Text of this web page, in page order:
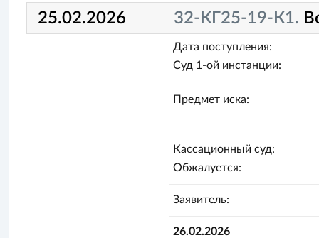
25.02.2026 32-КГ25-19-К1.
Дата поступления:
Суд 1-ой инстанции:
Предмет иска:
Кассационный суд:
Обжалуется:
Заявитель:
26.02.2026